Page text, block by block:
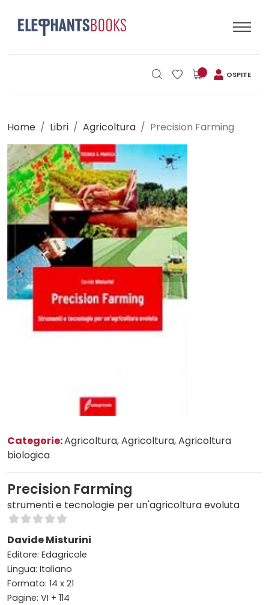
OSPITE
Home Libri Agricoltura Precision Farming
Categorie:Agricoltura, Agricoltura, Agricoltura
biologica
Precision Farming
strumenti e tecnologie per un'agricoltura evoluta
Davide Misturini
Editore: Edagricole
Lingua: Italiano
Formato: 14 x 21
Pagine: VI + 114